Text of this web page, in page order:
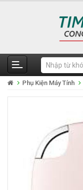
Phụ Kiện Máy Tính